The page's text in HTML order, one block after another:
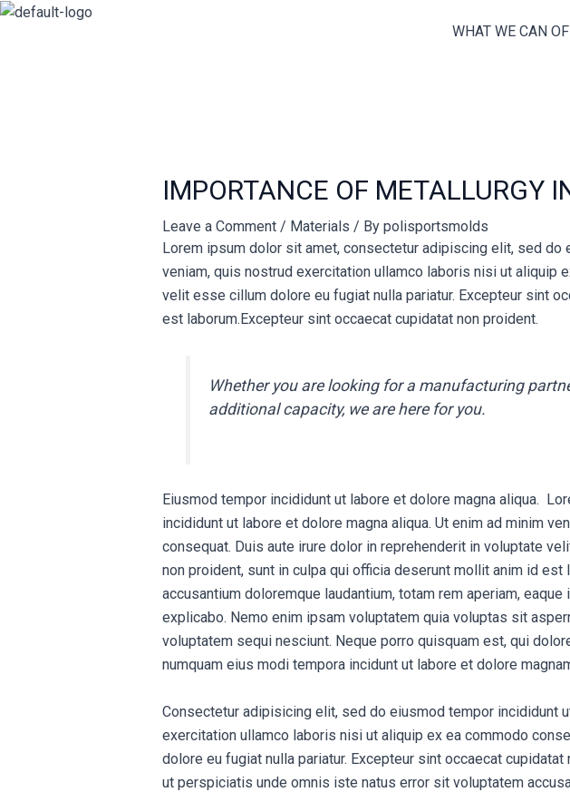
Skip
WHAT WE CAN
IMPORTANCE OF METALLURGY
Leave a Comment / Materials / By polisportsmolds
Lorem ipsum dolor sit amet, consectetur adipiscing elit, sed
veniam, quis nostrud exercitation ullamco laboris nisi ut aliquip
velit esse cillum dolore eu fugiat nulla pariatur. Excepteur sint
est laborum.Excepteur sint occaecat cupidatat non proident.
Whether you are looking for a manufacturing
additional capacity, we are here for you.
Eiusmod tempor incididunt ut labore et dolore magna aliqua.
incididunt ut labore et dolore magna aliqua. Ut enim ad minim
consequat. Duis aute irure dolor in reprehenderit in voluptate
non proident, sunt in culpa qui officia deserunt mollit anim id
accusantium doloremque laudantium, totam rem aperiam,
explicabo. Nemo enim ipsam voluptatem quia voluptas sit
voluptatem sequi nesciunt. Neque porro quisquam est, qui
numquam eius modi tempora incidunt ut labore et dolore
Consectetur adipisicing elit, sed do eiusmod tempor incididunt
exercitation ullamco laboris nisi ut aliquip ex ea commodo
dolore eu fugiat nulla pariatur. Excepteur sint occaecat
ut perspiciatis unde omnis iste natus error sit voluptatem
Post